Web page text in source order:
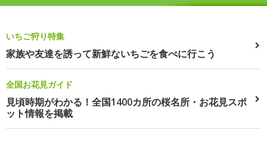
いちご狩り特集
家族や友達を誘って新鮮ないちごを食べに行こう
全国お花見ガイド
見頃時期がわかる！全国1400カ所の桜名所・お花見スポ
ット情報を掲載